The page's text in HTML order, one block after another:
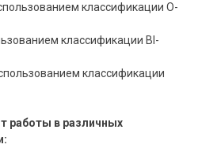
классификации O-
классификации BI-
классификации
работы в различных